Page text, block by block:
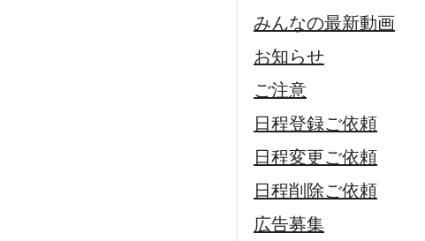
みんなの最新動画
お知らせ
ご注意
日程登録ご依頼
日程変更ご依頼
日程削除ご依頼
広告募集